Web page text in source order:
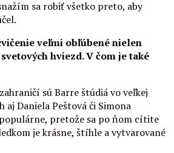
sa robiť všetko preto, aby
veľmi obľúbené nielen
hviezd. V čom je také
sú Barre štúdiá vo veľkej
aj Daniela Peštová či Simona
pretože sa po ňom cítite
je krásne, štíhle a vytvarované